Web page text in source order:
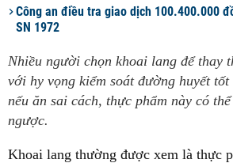
Công an điều tra giao dịch 100.400.000
SN 1972
Nhiều người chọn khoai lang để thay
với hy vọng kiểm soát đường huyết
nếu ăn sai cách, thực phẩm này có
ngược.
Khoai lang thường được xem là thực